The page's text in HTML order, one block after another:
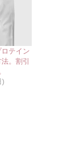
ロテイン
。割引
)